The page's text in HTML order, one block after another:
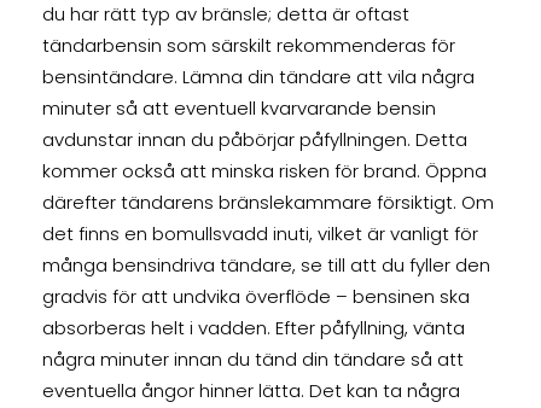
du har rätt typ av bränsle; detta är oftast
tändarbensin som särskilt rekommenderas för
bensintändare. Lämna din tändare att vila några
minuter så att eventuell kvarvarande bensin
avdunstar innan du påbörjar påfyllningen. Detta
kommer också att minska risken för brand. Öppna
därefter tändarens bränslekammare försiktigt. Om
det finns en bomullsvadd inuti, vilket är vanligt för
många bensindriva tändare, se till att du fyller den
gradvis för att undvika överflöde – bensinen ska
absorberas helt i vadden. Efter påfyllning, vänta
några minuter innan du tänd din tändare så att
eventuella ångor hinner lätta. Det kan ta några